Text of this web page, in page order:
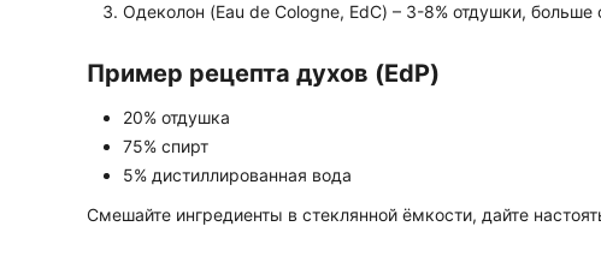
Одеколон (Eau de Cologne, EdC) – 3-8% отдушки, больше
Пример рецепта духов (EdP)
20% отдушка
75% спирт
5% дистиллированная вода
Смешайте ингредиенты в стеклянной ёмкости, дайте